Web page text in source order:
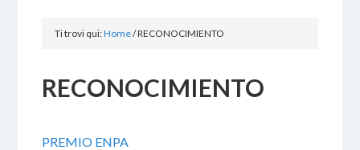
Ti trovi qui:Home/RECONOCIMIENTO
RECONOCIMIENTO
PREMIO ENPA